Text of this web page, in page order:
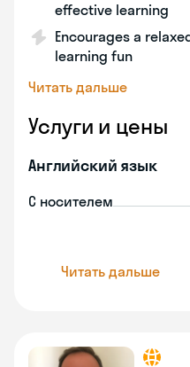
effective learning
Encourages a
learning fun
Читать дальше
Услуги и цены
Английский язык
С носителем
Читать дальше